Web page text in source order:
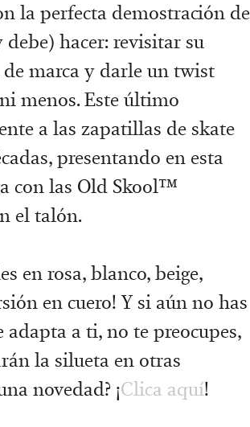
la perfecta demostración de
hacer: revisitar su
marca y darle un twist
menos. Este último
a las zapatillas de skate
presentando en esta
con las Old Skool™
el talón.
en rosa, blanco, beige,
en cuero! Y si aún no has
a ti, no te preocupes,
la silueta en otras
novedad? ¡Clica aquí!